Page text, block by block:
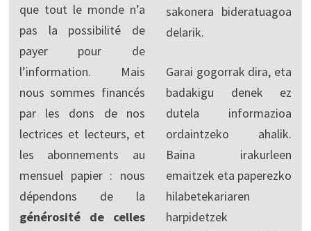
que tout le monde n’a
pas la possibilité de
payer pour de
l’information. Mais
nous sommes financés
par les dons de nos
lectrices et lecteurs, et
les abonnements au
mensuel papier : nous
dépendons de la
générosité de celles
sakonera bideratuagoa
delarik.
Garai gogorrak dira, eta
badakigu denek ez
dutela informazioa
ordaintzeko ahalik.
Baina irakurleen
emaitzek eta paperezko
hilabetekariaren
harpidetzek